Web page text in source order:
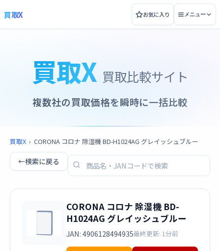
買取X お気に入り メニュー
買取X 買取比較サイト
複数社の買取価格を瞬時に一括比較
買取X › CORONA コロナ 除湿機 BD-H1024AG グレイッシュブルー
←検索に戻る
CORONA コロナ 除湿機 BD-
H1024AG グレイッシュブルー
JAN: 4906128494935最終更新: 1分前